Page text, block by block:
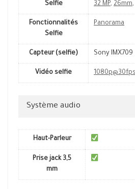
Selfie 32 MP, 26mm,
Fonctionnalités
Selfie
Panorama
Capteur (selfie) Sony IMX709
Vidéo selfie
Système audio
Haut-Parleur
Prise jack 3,5
mm